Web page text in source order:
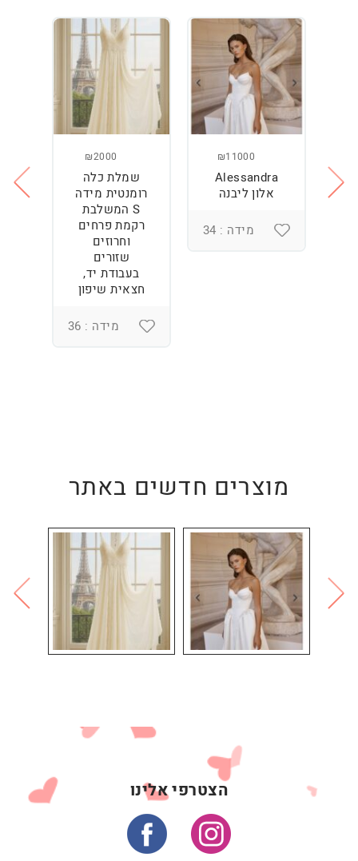
₪11000
Alessandra
אלון ליבנה
מידה : 34
₪2000
שמלת כלה
רומנטית מידה
S המשלבת
רקמת פרחים
וחרוזים
שזורים
בעבודת יד,
חצאית שיפון
מידה : 36
מוצרים חדשים באתר
הצטרפי אלינו